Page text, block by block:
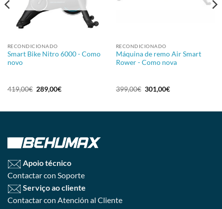
RECONDICIONADO
Smart Bike Nitro 6000 - Como
novo
419,00€ 289,00€
RECONDICIONADO
Máquina de remo Air Smart
Rower - Como nova
399,00€ 301,00€
Apoio técnico
Contactar con Soporte
Serviço ao cliente
Contactar con Atención al Cliente